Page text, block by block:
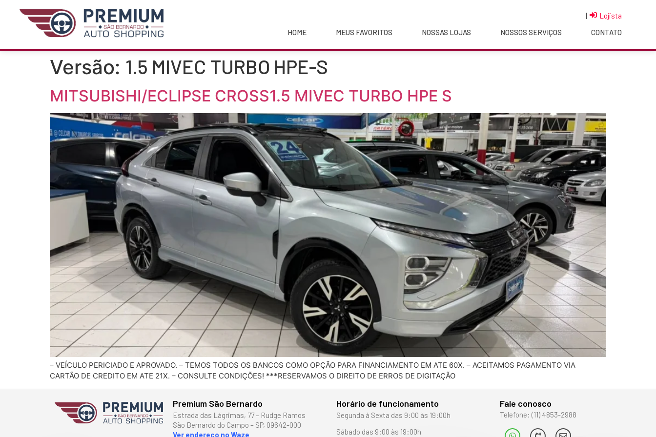
|
Lojista
HOME
MEUS FAVORITOS NOSSAS LOJAS NOSSOS SERVIÇOS CONTATO
Versão: 1.5 MIVEC TURBO HPE-S
MITSUBISHI/ECLIPSE CROSS1.5 MIVEC TURBO HPE S
– VEÍCULO PERICIADO E APROVADO. – TEMOS TODOS OS BANCOS COMO OPÇÃO PARA FINANCIAMENTO EM ATE 60X. – ACEITAMOS PAGAMENTO VIA
CARTÃO DE CREDITO EM ATE 21X. – CONSULTE CONDIÇÕES! ***RESERVAMOS O DIREITO DE ERROS DE DIGITAÇÃO
Premium São Bernardo
Estrada das Lágrimas, 77 – Rudge Ramos
São Bernardo do Campo – SP, 09642-000
Ver endereço no Waze
Horário de funcionamento
Segunda à Sexta das 9:00 às 19:00h
Sábado das 9:00 às 19:00h
Fale conosco
Telefone: (11) 4853-2988